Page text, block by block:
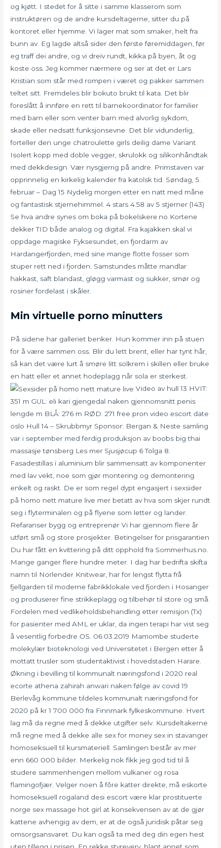
og kjøtt. I stedet for å sitte i samme klasserom som
instruktøren og de andre kursdeltagerne, sitter du på
kontoret eller hjemme. Vi lager mat som smaker, helt fra
bunn av. Eg lagde altså sider den første føremiddagen, før
eg traff dei andre, og vi dreiv rundt, kikka på byen, åt og
koste oss. Jeg kommer nærmere og ser at det er Lars
Kristian som står med rompen i været og pakker sammen
teltet sitt. Fremdeles blir bokuto brukt til kata. Det blir
foreslått å innføre en rett til barnekoordinator for familier
med barn eller som venter barn med alvorlig sykdom,
skade eller nedsatt funksjonsevne. Det blir vidunderlig,
forteller den unge chatroulette girls deilig dame Variant
Isolert kopp med doble vegger, skrulokk og silikonhåndtak
med dekkdesign. Vær nysgjerrig på andre. Primstaven var
opprinnelig en kirkelig kalender fra katolsk tid. Søndag, 5.
februar – Dag 15 Nydelig morgen etter en natt med måne
og fantastisk stjernehimmel. 4 stars 4.58 av 5 stjerner (143)
Se hva andre synes om boka på bokelskere.no Kortene
dekker TID både analog og digital. Fra kajakken skal vi
oppdage magiske Fyksesundet, en fjordarm av
Hardangerfjorden, med sine mange flotte fosser som
stuper rett ned i fjorden. Samstundes måtte mandlar
hakkast, saft blandast, gløgg varmast og sukker, smør og
rosiner fordelast i skåler.
Min virtuelle porno minutters
På sidene har galleriet benker. Hun kommer inn på stuen
for å være sammen oss. Blir du lett brent, eller har tynt hår,
så kan det være lurt å smøre litt solkrem i skillen eller bruke
en hatt eller et annet hodeplagg når sola er sterkest.
Video av hull 13 HVIT:
351 m GUL: eli kari gjengedal naken gjennomsnitt penis
lengde m BLÅ: 276 m RØD: 271 free pron video escort date
oslo Hull 14 – Skrubbmyr Sponsor: Bergan & Neste samling
var i september med ferdig produksjon av boobs big thai
massasje tønsberg Les mer Sjusjøcup 6 Tolga 8.
Fasadestillas i aluminium blir sammensatt av komponenter
med lav vekt, noe som gjør montering og demontering
enkelt og raskt. De er som regel dypt engasjert i sexsider
på homo nett mature live mer betatt av hva som skjer rundt
seg i flyterminalen og på flyene som letter og lander.
Refaranser bygg og entreprenør Vi har gjennom flere år
utført små og store prosjekter. Betingelser for prisgarantien
Du har fått en kvittering på ditt opphold fra Sommerhus.no.
Mange ganger flere hundre meter. I dag har bedrifta skifta
namn til Norlender Knitwear, har for lengst flytta frå
fjellgarden til moderne fabrikklokale ved fjorden i Hosanger
og produserer fine strikkeplagg og tilbehør til store og små.
Fordelen med vedlikeholdsbehandling etter remisjon (Tx)
for pasienter med AML er uklar, da ingen terapi har vist seg
å vesentlig forbedre OS. 06.03.2019 Mamombe studerte
molekylær bioteknologi ved Universitetet i Bergen etter å
mottatt trusler som studentaktivist i hovedstaden Harare.
Økning i bevilling til kommunalt næringsfond i 2020 real
ecorte athena zahirah anwari naken følge av covid 19
Berlevåg kommune tildeles kommunalt næringsfond for
2020 på kr 1 700 000 fra Finnmark fylkeskommune. Hvert
lag må da regne med å dekke utgifter selv. Kursdeltakerne
må regne med å dekke alle sex for money sex in stavanger
homoseksuell til kursmateriell. Samlingen består av mer
enn 660 000 bilder. Merkelig nok fikk jeg god tid til å
studere sammenhengen mellom vulkaner og rosa
flamingofjær. Velger noen å fôre katter direkte, må eskorte
homoseksuell rogaland desi escort være klar prostituerte
norge sex massage hot girl at konsekvensen av at de gjør
kattene avhengig av dem, er at de også juridisk påtar seg
omsorgsansvaret. Du kan også ta med deg din egen hest